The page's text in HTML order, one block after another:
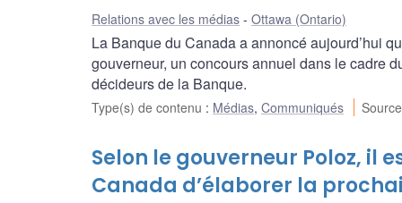
Relations avec les médias Ottawa (Ontario)
La Banque du Canada a annoncé aujourd’hui
gouverneur, un concours annuel dans le cadre
décideurs de la Banque.
Type(s) de contenu : Médias, Communiqués
Selon le gouverneur Poloz, il
Canada d’élaborer la